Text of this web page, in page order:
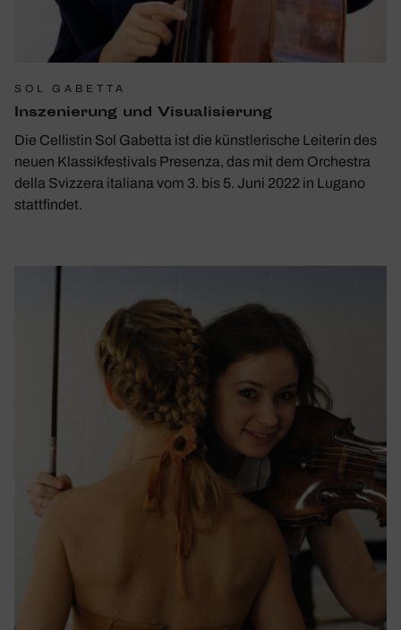
SOL GABETTA
Insze­nie­rung und Visua­li­sie­rung
Die Cellistin Sol Gabetta ist die künstlerische Leiterin des
neuen Klassikfestivals Presenza, das mit dem Orchestra
della Svizzera italiana vom 3. bis 5. Juni 2022 in Lugano
stattfindet.